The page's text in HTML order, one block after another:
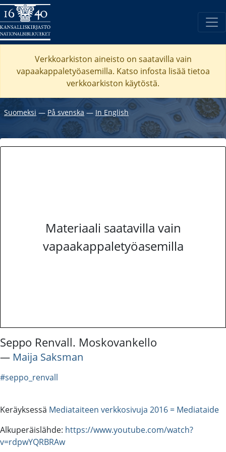
Verkkoarkiston aineisto on saatavilla vain
vapaakappaletyöasemilla. Katso infosta lisää tietoa
verkkoarkiston käytöstä.
Suomeksi ― På svenska― In English
Materiaali saatavilla vain
vapaakappaletyöasemilla
Seppo Renvall. Moskovankello
― Maija Saksman
#seppo_renvall
Keräyksessä Mediataiteen verkkosivuja 2016 = Mediataide
Alkuperäislähde: https://www.youtube.com/watch?
v=rdpwYQRBRAw